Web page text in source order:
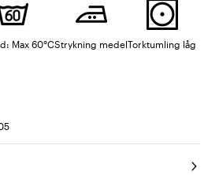
Max 60°CStrykning medelTorktumling låg